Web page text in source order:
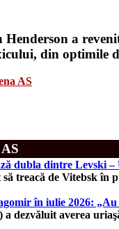
Henderson a
din optimile
AS
dubla dintre Levski
să treacă de Vitebsk
în iulie 2026:
dezvăluit averea